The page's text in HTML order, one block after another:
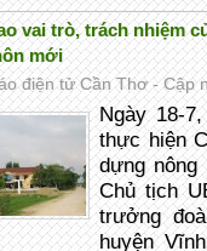
vai trò, trách nhiệm
mới
điện tử Cần Thơ - Cập
Ngày 18-
thực hiện
dựng nông
Chủ tịch
trưởng
huyện